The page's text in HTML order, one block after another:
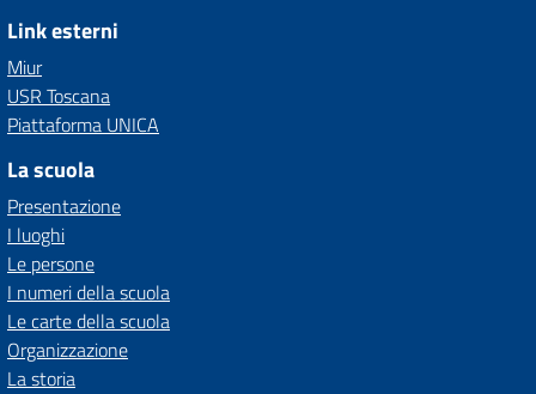
Link esterni
Miur
USR Toscana
Piattaforma UNICA
La scuola
Presentazione
I luoghi
Le persone
I numeri della scuola
Le carte della scuola
Organizzazione
La storia